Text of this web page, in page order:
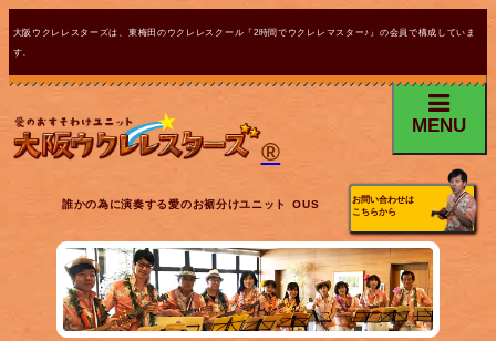
大阪ウクレレスターズは、東梅田のウクレレスクール『2時間でウクレレマスター♪』の会員で構成していま
す。
®
MENU
誰かの為に演奏する愛のお裾分けユニット OUS
お問い合わせは
こちらから